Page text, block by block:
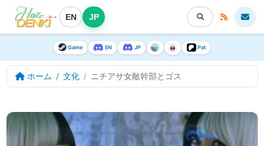
EN JP
Game EN JP Pat
ホーム 文化 ニチアサ女敵幹部とゴス